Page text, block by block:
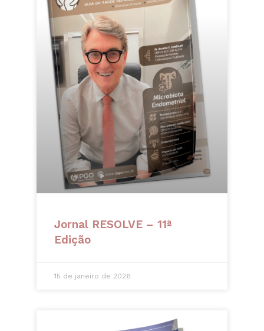
Jornal RESOLVE – 11ª
Edição
15 de janeiro de 2026